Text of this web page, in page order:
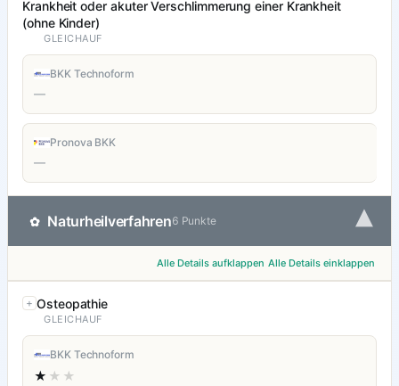
Krankheit oder akuter Verschlimmerung einer Krankheit
(ohne Kinder)
GLEICHAUF
BKK Technoform
—
Pronova BKK
—
✿ Naturheilverfahren6 Punkte ▾
Alle Details aufklappen Alle Details einklappen
Osteopathie
GLEICHAUF
BKK Technoform
★ ★★